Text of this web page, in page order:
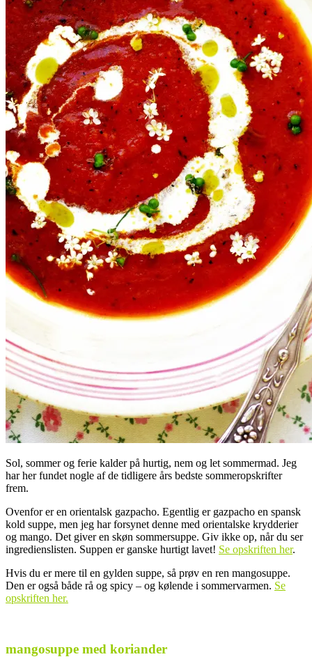
Sol, sommer og ferie kalder på hurtig, nem og let sommermad. Jeg
har her fundet nogle af de tidligere års bedste sommeropskrifter
frem.
Ovenfor er en orientalsk gazpacho. Egentlig er gazpacho en spansk
kold suppe, men jeg har forsynet denne med orientalske krydderier
og mango. Det giver en skøn sommersuppe. Giv ikke op, når du ser
ingredienslisten. Suppen er ganske hurtigt lavet! Se opskriften her.
Hvis du er mere til en gylden suppe, så prøv en ren mangosuppe.
Den er også både rå og spicy – og kølende i sommervarmen. Se
opskriften her.
mangosuppe med koriander